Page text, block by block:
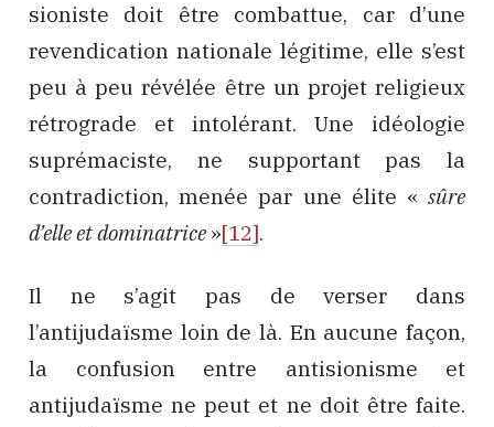
sioniste doit être combattue, car d’une
revendication nationale légitime, elle s’est
peu à peu révélée être un projet religieux
rétrograde et intolérant. Une idéologie
suprémaciste, ne supportant pas la
contradiction, menée par une élite « sûre
d’elle et dominatrice »[12].
Il ne s’agit pas de verser dans
l’antijudaïsme loin de là. En aucune façon,
la confusion entre antisionisme et
antijudaïsme ne peut et ne doit être faite.